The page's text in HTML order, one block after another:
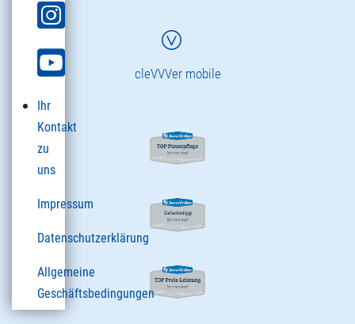
Ihr
Kontakt
zu
uns
Impressum
Datenschutzerklärung
Allgemeine
Geschäftsbedingungen
cleVVVer mobile